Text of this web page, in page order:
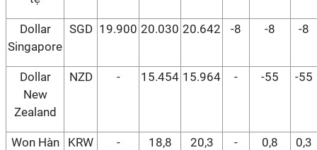
Dollar
Singapore
SGD 19.900 20.030 20.642 -8 -8 -8
Dollar
New
Zealand
NZD - 15.454 15.964 - -55 -55
Won Hàn
KRW - 18,8 20,3 - 0,8 0,3